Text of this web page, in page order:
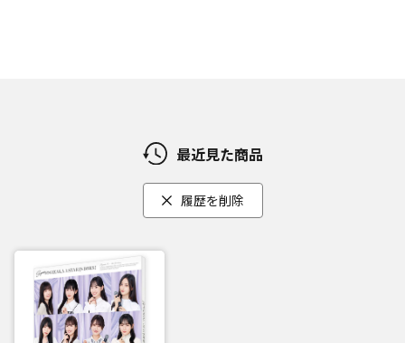
最近見た商品
履歴を削除